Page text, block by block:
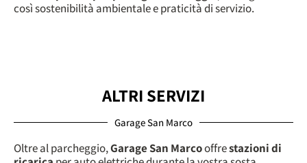
così sostenibilità ambientale e praticità di servizio.
ALTRI SERVIZI
Garage San Marco
Oltre al parcheggio,Garage San Marcooffrestazioni di